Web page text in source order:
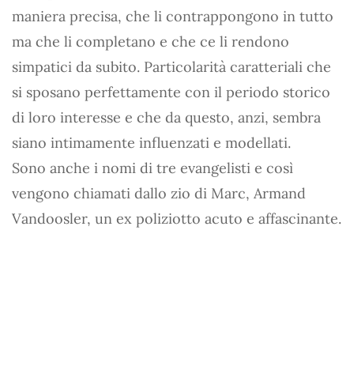
maniera precisa, che li contrappongono in tutto
ma che li completano e che ce li rendono
simpatici da subito. Particolarità caratteriali che
si sposano perfettamente con il periodo storico
di loro interesse e che da questo, anzi, sembra
siano intimamente influenzati e modellati.
Sono anche i nomi di tre evangelisti e così
vengono chiamati dallo zio di Marc, Armand
Vandoosler, un ex poliziotto acuto e affascinante.